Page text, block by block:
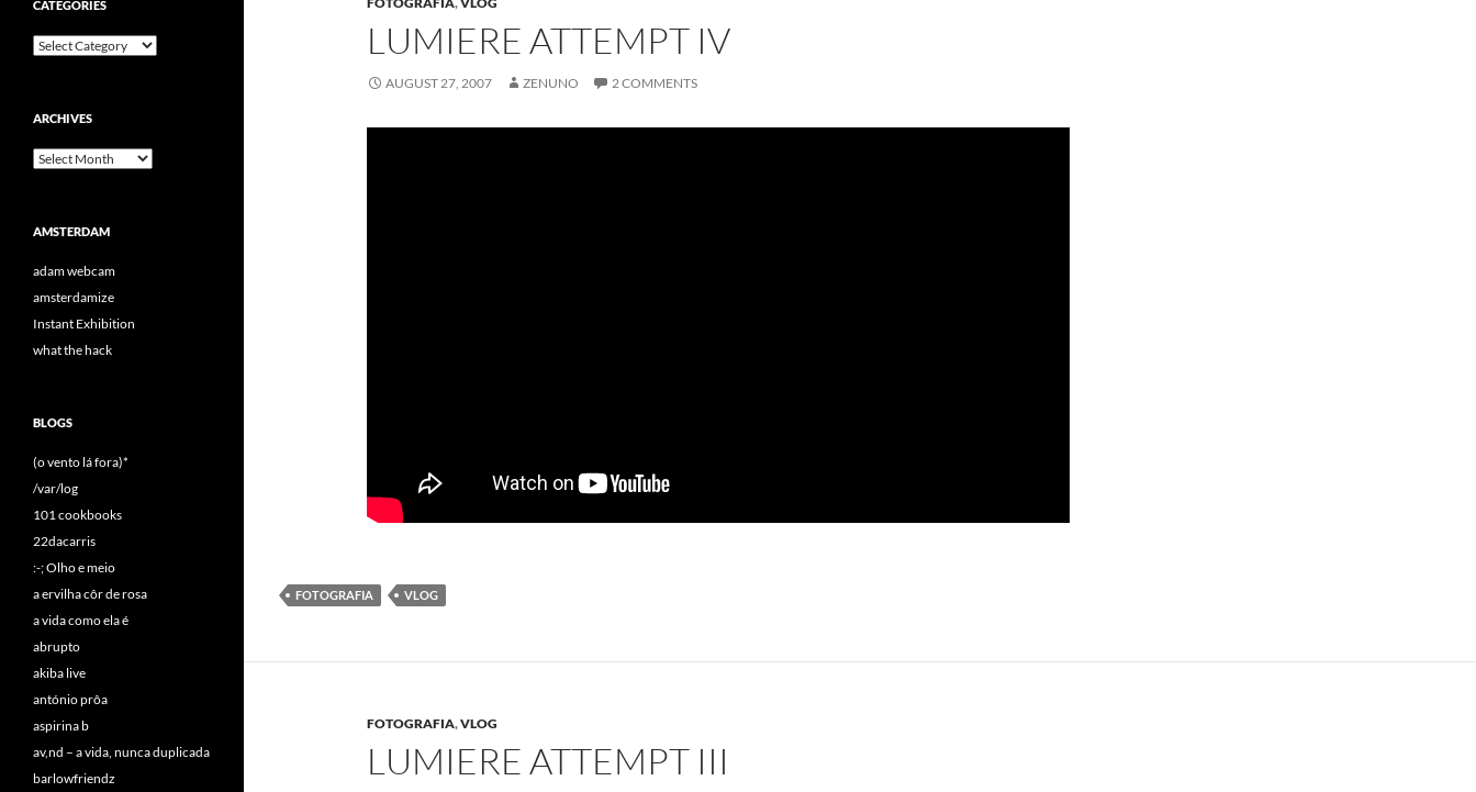
LUMIERE ATTEMPT IV
AUGUST 27, 2007 ZENUNO 2 COMMENTS
FOTOGRAFIA VLOG
FOTOGRAFIA,VLOG
LUMIERE ATTEMPT III
CATEGORIES
Categories
ARCHIVES
Archives
AMSTERDAM
adam webcam
amsterdamize
Instant Exhibition
what the hack
BLOGS
(o vento lá fora)*
/var/log
101 cookbooks
22dacarris
:-; Olho e meio
a ervilha côr de rosa
a vida como ela é
abrupto
akiba live
antónio prôa
aspirina b
av,nd – a vida, nunca duplicada
barlowfriendz